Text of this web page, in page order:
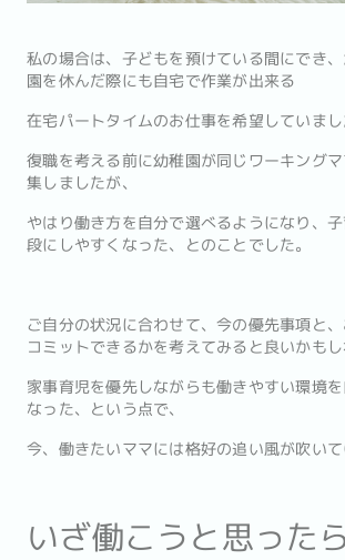
私の場合は、子どもを預けている間にでき
園を休んだ際にも自宅で作業が出来る
在宅パートタイムのお仕事を希望していまし
復職を考える前に幼稚園が同じワーキング
集しましたが、
やはり働き方を自分で選べるようになり、
段にしやすくなった、とのことでした。
ご自分の状況に合わせて、今の優先事項と
コミットできるかを考えてみると良いかもし
家事育児を優先しながらも働きやすい環境
なった、という点で、
今、働きたいママには格好の追い風が吹いて
いざ働こうと思ったら